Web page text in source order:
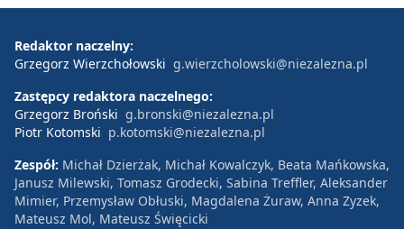
Redaktor naczelny:
Grzegorz Wierzchołowski g.wierzcholowski@niezalezna.pl
Zastępcy redaktora naczelnego:
Grzegorz Broński g.bronski@niezalezna.pl
Piotr Kotomski p.kotomski@niezalezna.pl
Zespół: Michał Dzierżak, Michał Kowalczyk, Beata Mańkowska,
Janusz Milewski, Tomasz Grodecki, Sabina Treffler, Aleksander
Mimier, Przemysław Obłuski, Magdalena Żuraw, Anna Zyzek,
Mateusz Mol, Mateusz Święcicki